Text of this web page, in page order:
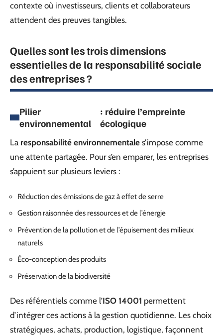
contexte où investisseurs, clients et collaborateurs
attendent des preuves tangibles.
Quelles sont les trois dimensions
essentielles de la responsabilité sociale
des entreprises ?
Pilier
environnemental
: réduire l’empreinte
écologique
La responsabilité environnementale s’impose comme
une attente partagée. Pour s’en emparer, les entreprises
s’appuient sur plusieurs leviers :
Réduction des émissions de gaz à effet de serre
Gestion raisonnée des ressources et de l’énergie
Prévention de la pollution et de l’épuisement des milieux
naturels
Éco-conception des produits
Préservation de la biodiversité
Des référentiels comme l’ISO 14001 permettent
d’intégrer ces actions à la gestion quotidienne. Les choix
stratégiques, achats, production, logistique, façonnent